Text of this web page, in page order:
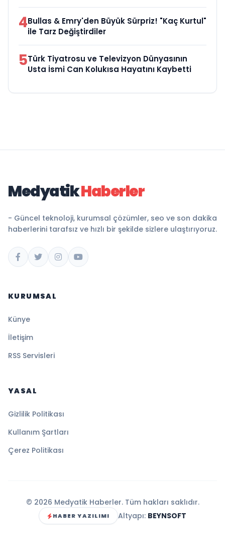
4Bullas & Emry'den Büyük Sürpriz! "Kaç Kurtul"
ile Tarz Değiştirdiler
5Türk Tiyatrosu ve Televizyon Dünyasının
Usta İsmi Can Kolukısa Hayatını Kaybetti
MedyatikHaberler
- Güncel teknoloji, kurumsal çözümler, seo ve son dakika
haberlerini tarafsız ve hızlı bir şekilde sizlere ulaştırıyoruz.
KURUMSAL
Künye
İletişim
RSS Servisleri
YASAL
Gizlilik Politikası
Kullanım Şartları
Çerez Politikası
© 2026 Medyatik Haberler. Tüm hakları saklıdır.
HABER YAZILIMI Altyapı: BEYNSOFT